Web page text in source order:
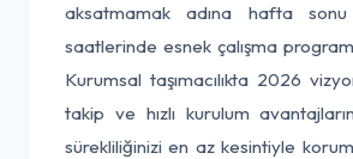
aksatmamak adına hafta
saatlerinde esnek çalışma
Kurumsal taşımacılıkta 2026
takip ve hızlı kurulum
sürekliliğinizi en az kesintiyle